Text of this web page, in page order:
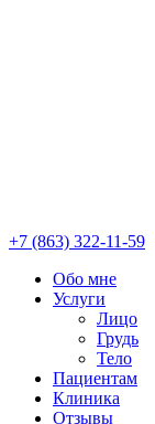
+7 (863) 322-11-59
Обо мне
Услуги
Лицо
Грудь
Тело
Пациентам
Клиника
Отзывы